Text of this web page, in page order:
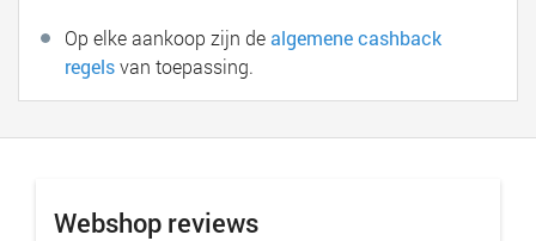
Op elke aankoop zijn dealgemene cashback
regelsvan toepassing.
Webshop reviews